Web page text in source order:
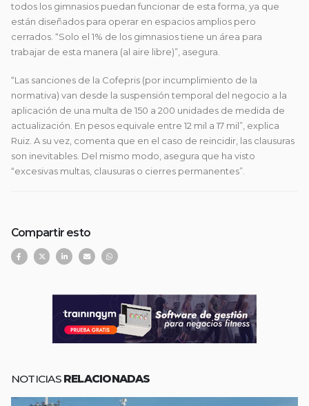
todos los gimnasios puedan funcionar de esta forma, ya que
están diseñados para operar en espacios amplios pero
cerrados. “Solo el 1% de los gimnasios tiene un área para
trabajar de esta manera (al aire libre)”, asegura.
“Las sanciones de la Cofepris (por incumplimiento de la
normativa) van desde la suspensión temporal del negocio a la
aplicación de una multa de 150 a 200 unidades de medida de
actualización. En pesos equivale entre 12 mil a 17 mil”, explica
Ruiz. A su vez, comenta que en el caso de reincidir, las clausuras
son inevitables. Del mismo modo, asegura que ha visto
“excesivas multas, clausuras o cierres permanentes”.
Compartir esto
NOTICIAS RELACIONADAS